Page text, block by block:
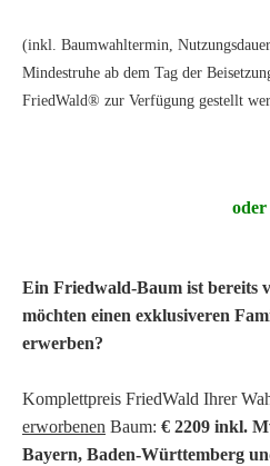
(inkl. Baumwahltermin,
Mindestruhe ab dem Tag der
FriedWald® zur Verfügung gestellt
oder
Ein Friedwald-Baum ist bereits
möchten einen exklusiveren
erwerben?
Komplettpreis FriedWald Ihrer
erworbenen Baum: € 2209 inkl.
Bayern, Baden-Württemberg